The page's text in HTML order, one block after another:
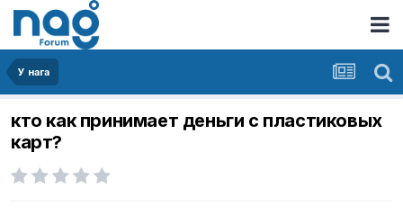
У нага
кто как принимает деньги с пластиковых
карт?